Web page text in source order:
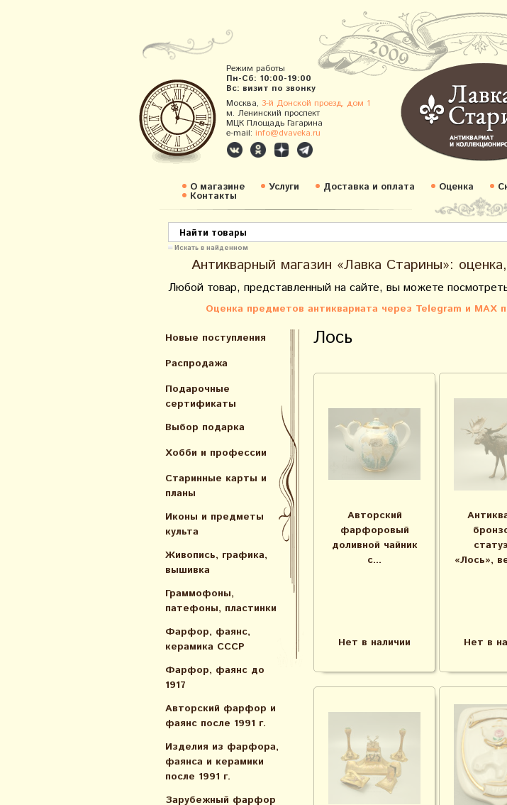
Режим работы
Пн-Сб: 10:00-19:00
Вс: визит по звонку
Москва, 3-й Донской проезд, дом 1
м. Ленинский проспект
МЦК Площадь Гагарина
e-mail: info@dvaveka.ru
О магазине Услуги Доставка и оплата Оценка
Контакты
Искать в найденном
Антикварный магазин «Лавка Старины»:
Любой товар, представленный на сайте, вы можете
Оценка предметов антиквариата через Telegram и
Новые поступления
Распродажа
Подарочные
сертификаты
Выбор подарка
Хобби и профессии
Старинные карты и
планы
Иконы и предметы
культа
Живопись, графика,
вышивка
Граммофоны,
патефоны, пластинки
Фарфор, фаянс,
керамика СССР
Фарфор, фаянс до
1917
Авторский фарфор и
фаянс после 1991 г.
Изделия из фарфора,
фаянса и керамики
после 1991 г.
Зарубежный фарфор
Лось
Авторский
фарфоровый
доливной чайник
с...
Нет в наличии
«Лось»,
Нет в